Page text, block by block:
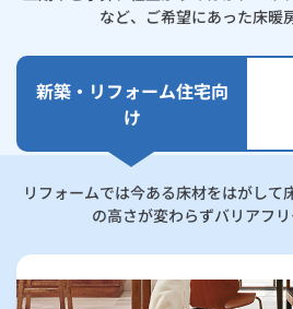
など、ご希望にあった床暖
新築・リフォーム住宅向
け
リフォームでは今ある床材をはがして
の高さが変わらずバリアフリ